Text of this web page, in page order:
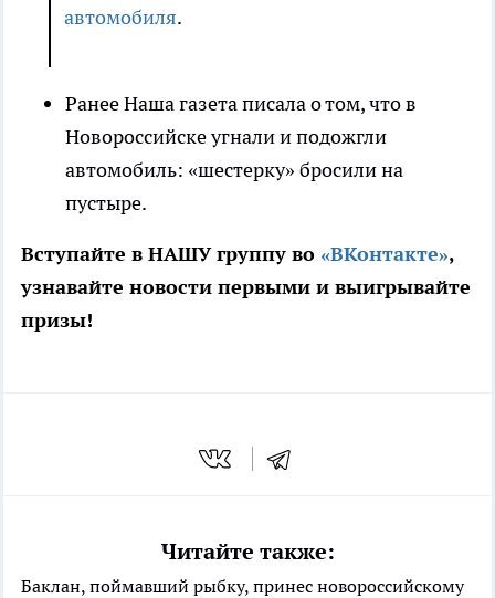
автомобиля.
Ранее Наша газета писала о том, что в
Новороссийске угнали и подожгли
автомобиль: «шестерку» бросили на
пустыре.
Вступайте в НАШУ группу во «ВКонтакте»,
узнавайте новости первыми и выигрывайте
призы!
Читайте также:
Баклан, поймавший рыбку, принес новороссийскому